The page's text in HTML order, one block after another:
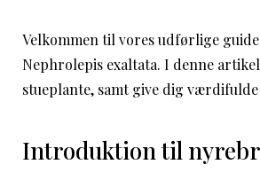
Velkommen til vores udførlige
Nephrolepis exaltata. I denne
stueplante, samt give dig
Introduktion til